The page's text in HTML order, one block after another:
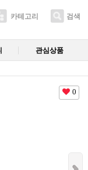
카테고리 검색
관심상품
0